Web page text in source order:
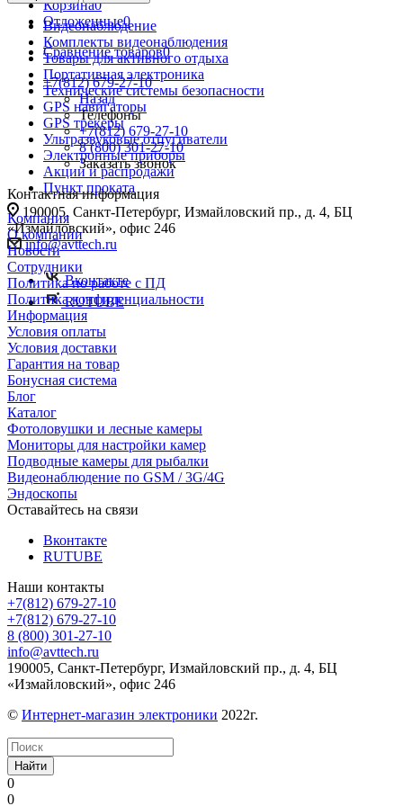
Корзина0
Отложенные0
Сравнение товаров0
+7(812) 679-27-10
Назад
Телефоны
+7(812) 679-27-10
8 (800) 301-27-10
Заказать звонок
Контактная информация
190005, Санкт-Петербург, Измайловский пр., д. 4, БЦ
«Измайловский», офис 246
info@avttech.ru
Вконтакте
RUTUBE
Видеонаблюдение
Комплекты видеонаблюдения
Товары для активного отдыха
Портативная электроника
Технические системы безопасности
GPS навигаторы
GPS трекеры
Ультразвуковые отпугиватели
Электронные приборы
Акции и распродажи
Пункт проката
Компания
О компании
Новости
Сотрудники
Политика по работе с ПД
Политика конфиденциальности
Информация
Условия оплаты
Условия доставки
Гарантия на товар
Бонусная система
Блог
Каталог
Фотоловушки и лесные камеры
Мониторы для настройки камер
Подводные камеры для рыбалки
Видеонаблюдение по GSM / 3G/4G
Эндоскопы
Оставайтесь на связи
Вконтакте
RUTUBE
Наши контакты
+7(812) 679-27-10
+7(812) 679-27-10
8 (800) 301-27-10
info@avttech.ru
190005, Санкт-Петербург, Измайловский пр., д. 4, БЦ
«Измайловский», офис 246
© Интернет-магазин электроники 2022г.
Найти
0
0